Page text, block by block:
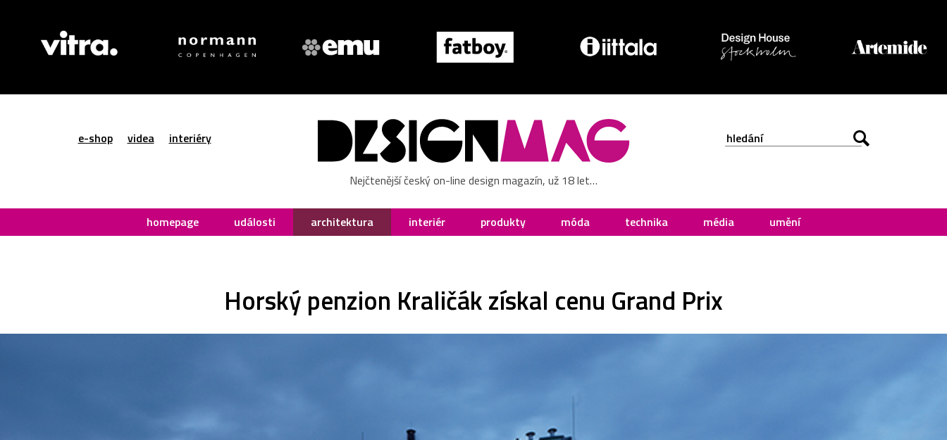
e-shop videa interiéry
Nejčtenější český on-line design magazín, už 18 let…
homepage události architektura interiér produkty móda technika média umění
Horský penzion Kraličák získal cenu Grand Prix